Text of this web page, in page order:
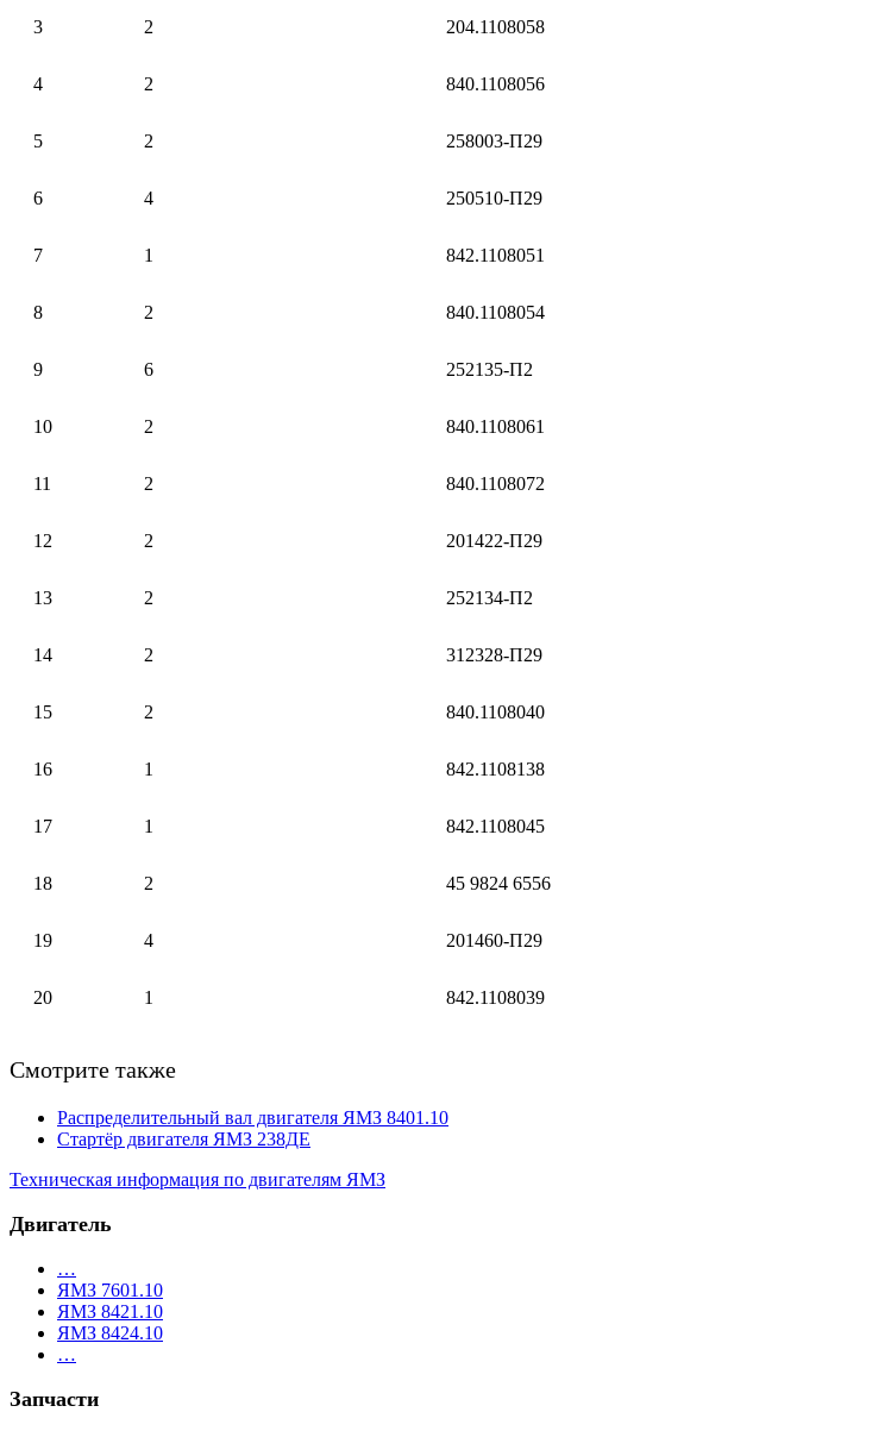
3 2 204.1108058
4 2 840.1108056
5 2 258003-П29
6 4 250510-П29
7 1 842.1108051
8 2 840.1108054
9 6 252135-П2
10 2 840.1108061
11 2 840.1108072
12 2 201422-П29
13 2 252134-П2
14 2 312328-П29
15 2 840.1108040
16 1 842.1108138
17 1 842.1108045
18 2 45 9824 6556
19 4 201460-П29
20 1 842.1108039
Смотрите также
Распределительный вал двигателя ЯМЗ 8401.10
Стартёр двигателя ЯМЗ 238ДЕ
Техническая информация по двигателям ЯМЗ
Двигатель
…
ЯМЗ 7601.10
ЯМЗ 8421.10
ЯМЗ 8424.10
…
Запчасти